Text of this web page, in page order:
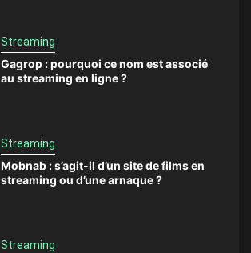
Streaming
Gagrop : pourquoi ce nom est associé
au streaming en ligne ?
Streaming
Mobnab : s’agit-il d’un site de films en
streaming ou d’une arnaque ?
Streaming